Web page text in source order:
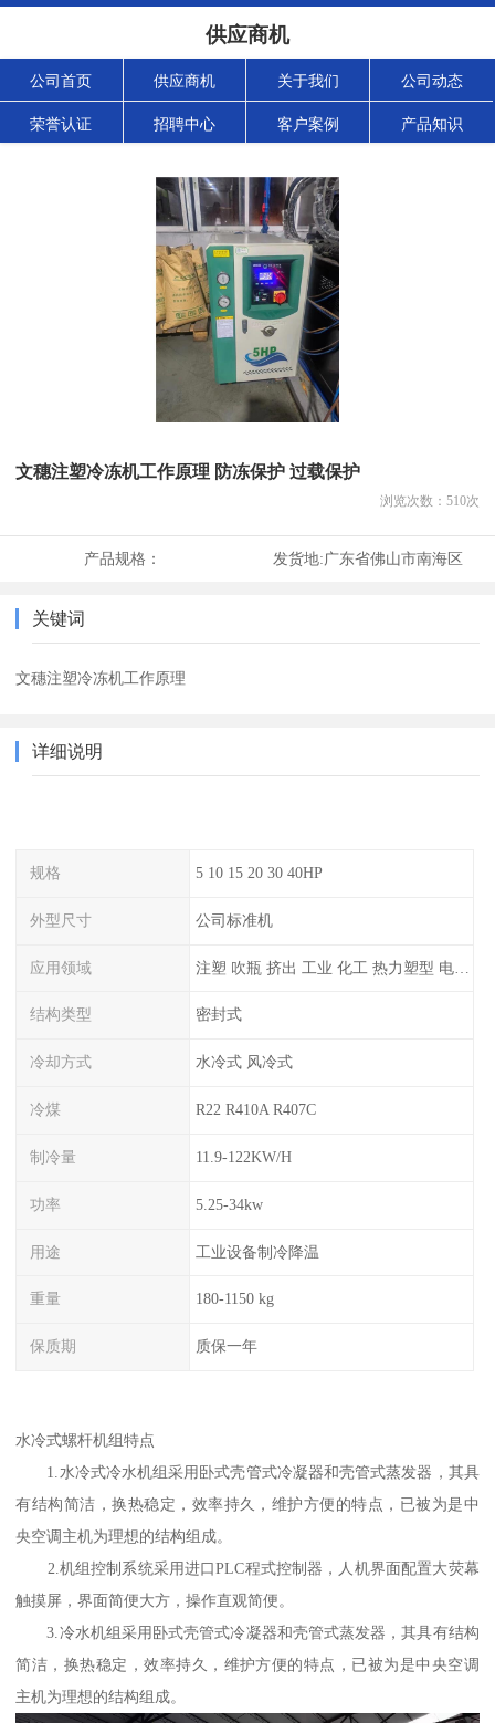
供应商机
公司首页 供应商机 关于我们 公司动态
荣誉认证 招聘中心 客户案例 产品知识
文穗注塑冷冻机工作原理 防冻保护 过载保护
浏览次数： 510次
产品规格： 发货地:广东省佛山市南海区
关键词
文穗注塑冷冻机工作原理
详细说明
规格 5 10 15 20 30 40HP
外型尺寸 公司标准机
应用领域 注塑 吹瓶 挤出 工业 化工 热力塑型 电镀等
结构类型 密封式
冷却方式 水冷式 风冷式
冷煤 R22 R410A R407C
制冷量 11.9-122KW/H
功率 5.25-34kw
用途 工业设备制冷降温
重量 180-1150 kg
保质期 质保一年
水冷式螺杆机组特点
1.水冷式冷水机组采用卧式壳管式冷凝器和壳管式蒸发器，其具
有结构简洁，换热稳定，效率持久，维护方便的特点，已被为是中
央空调主机为理想的结构组成。
2.机组控制系统采用进口PLC程式控制器，人机界面配置大荧幕
触摸屏，界面简便大方，操作直观简便。
3.冷水机组采用卧式壳管式冷凝器和壳管式蒸发器，其具有结构
简洁，换热稳定，效率持久，维护方便的特点，已被为是中央空调
主机为理想的结构组成。